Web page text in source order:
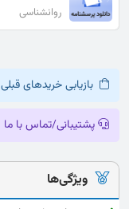
روانشناسی
بازیابی خریدهای قبلی
پشتیبانی/تماس با ما
ویژگی‌ها